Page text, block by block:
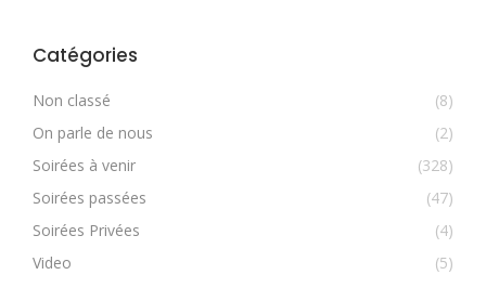
Catégories
Non classé
(8)
On parle de nous
(2)
Soirées à venir
(328)
Soirées passées
(47)
Soirées Privées
(4)
Video
(5)